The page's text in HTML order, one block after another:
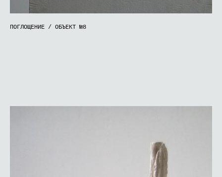
ПОГЛОЩЕНИЕ / ОБЪЕКТ №8